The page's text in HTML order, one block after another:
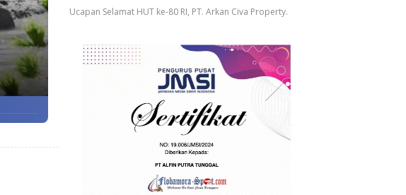
Ucapan Selamat HUT ke-80 RI, PT. Arkan Civa Property.